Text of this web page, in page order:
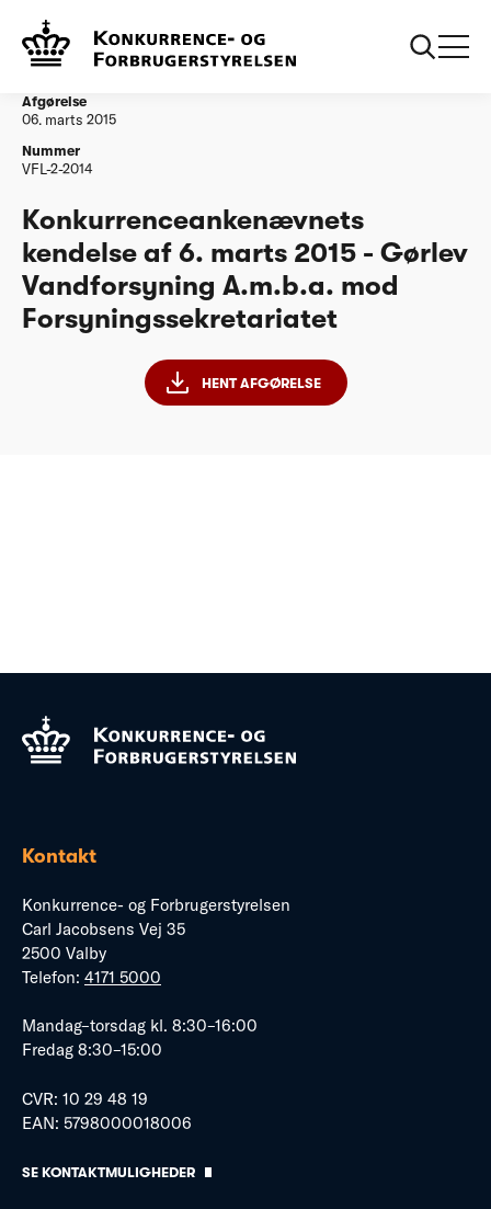
Vandtilsyn
amba
Afgørelse
06. marts 2015
Nummer
VFL-2-2014
Konkurrenceankenævnets
kendelse af 6. marts 2015 - Gørlev
Vandforsyning A.m.b.a. mod
Forsyningssekretariatet
HENT AFGØRELSE
Kontakt
Konkurrence- og Forbrugerstyrelsen
Carl Jacobsens Vej 35
2500 Valby
Telefon: 4171 5000
Mandag–torsdag kl. 8:30–16:00
Fredag 8:30–15:00
CVR: 10 29 48 19
EAN: 5798000018006
SE KONTAKTMULIGHEDER